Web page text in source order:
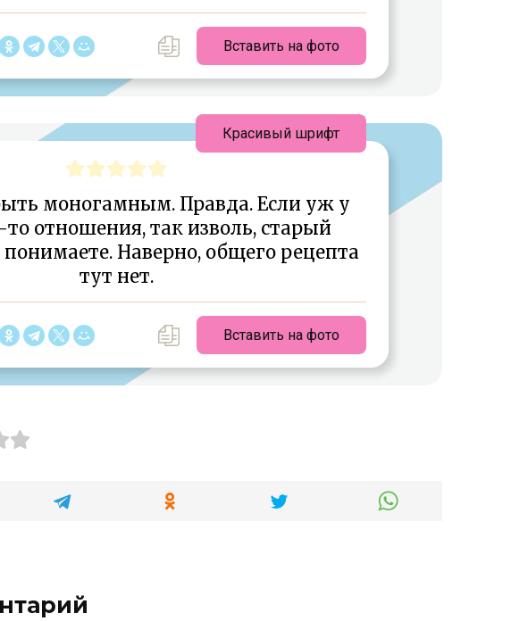
Вставить на фото
моногамным. Правда. Если уж у
то отношения, так изволь, старый
Наверно, общего рецепта
тут нет.
Вставить на фото
Красивый шрифт